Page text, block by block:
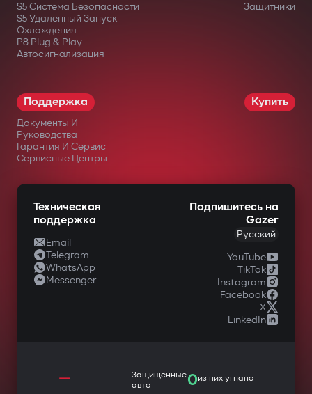
S5 Система Безопасности
S5 Удаленный Запуск
Охлаждения
P8 Plug & Play
Автосигнализация
Защитники
Поддержка
Документы И
Руководства
Гарантия И Сервис
Сервисные Центры
Купить
Техническая
поддержка
Email
Telegram
WhatsApp
Messenger
Подпишитесь на
Gazer
Русский
YouTube
TikTok
Instagram
Facebook
X
LinkedIn
—
Защищенные
авто
0из них угнано